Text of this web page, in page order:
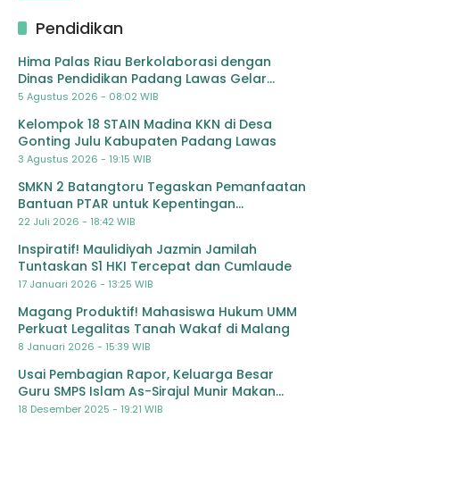
Pendidikan
Hima Palas Riau Berkolaborasi dengan
Dinas Pendidikan Padang Lawas Gelar
Pelatihan OSIS SMP se-Kabupaten Padang
5 Agustus 2026 - 08:02 WIB
Kelompok 18 STAIN Madina KKN di Desa
Gonting Julu Kabupaten Padang Lawas
3 Agustus 2026 - 19:15 WIB
SMKN 2 Batangtoru Tegaskan Pemanfaatan
Bantuan PTAR untuk Kepentingan
Pendidikan
22 Juli 2026 - 18:42 WIB
Inspiratif! Maulidiyah Jazmin Jamilah
Tuntaskan S1 HKI Tercepat dan Cumlaude
17 Januari 2026 - 13:25 WIB
Magang Produktif! Mahasiswa Hukum UMM
Perkuat Legalitas Tanah Wakaf di Malang
8 Januari 2026 - 15:39 WIB
Usai Pembagian Rapor, Keluarga Besar
Guru SMPS Islam As-Sirajul Munir Makan
Bersama Sambut Libur Awal Semester
18 Desember 2025 - 19:21 WIB